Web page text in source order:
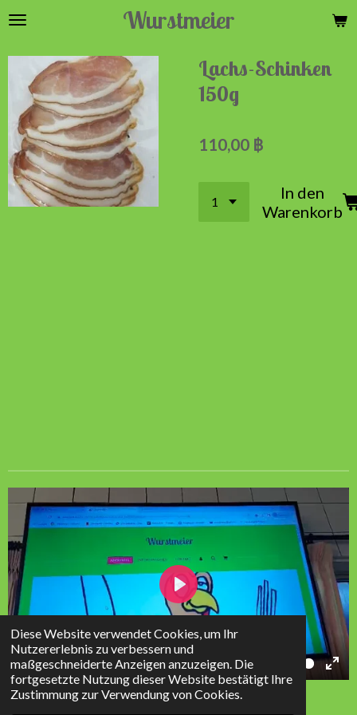
Diese Website verwendet Cookies, um Ihr
Nutzererlebnis zu verbessern und
maßgeschneiderte Anzeigen anzuzeigen. Die
fortgesetzte Nutzung dieser Website bestätigt Ihre
Zustimmung zur Verwendung von Cookies.
Zum
springen
Wurstmeier
Lachs-Schinken
150g
110,00 ฿
In den
Warenkorb
P
l
01:52
M
u
E
P
a
y
© 2023 - 2026 Wurstmeier